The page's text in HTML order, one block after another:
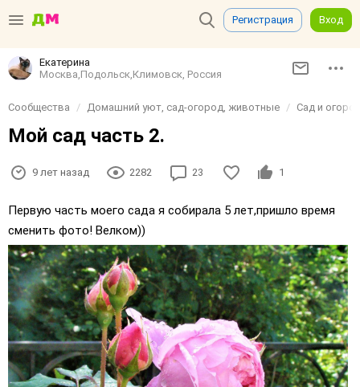
Регистрация Вход
Екатерина
Москва,Подольск,Климовск, Россия
Сообщества Домашний уют, сад-огород, животные Сад и
Мой сад часть 2.
9 лет назад 2282 23 1
Первую часть моего сада я собирала 5 лет,пришло время
сменить фото! Велком))